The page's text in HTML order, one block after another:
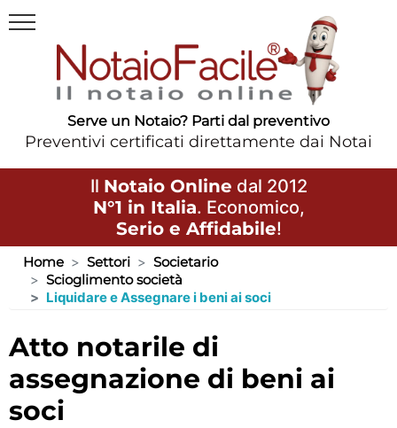
Serve un Notaio? Parti dal preventivo
Preventivi certificati direttamente dai Notai
Il Notaio Online dal 2012
N°1 in Italia. Economico,
Serio e Affidabile!
Home Settori
Societario
Scioglimento società
Liquidare e Assegnare i beni ai soci
atto notarile di
assegnazione di beni ai
soci